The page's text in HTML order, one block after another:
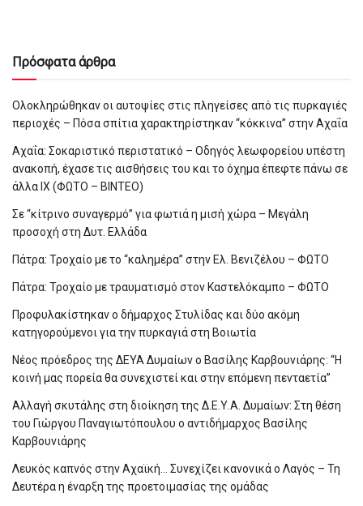
Πρόσφατα άρθρα
Ολοκληρώθηκαν οι αυτοψίες στις πληγείσες από τις πυρκαγιές
περιοχές – Πόσα σπίτια χαρακτηρίστηκαν “κόκκινα” στην Αχαΐα
Αχαΐα: Σοκαριστικό περιστατικό – Οδηγός λεωφορείου υπέστη
ανακοπή, έχασε τις αισθήσεις του και το όχημα έπεφτε πάνω σε
άλλα ΙΧ (ΦΩΤΟ – ΒΙΝΤΕΟ)
Σε “κίτρινο συναγερμό” για φωτιά η μισή χώρα – Μεγάλη
προσοχή στη Δυτ. Ελλάδα
Πάτρα: Τροχαίο με το “καλημέρα” στην Ελ. Βενιζέλου – ΦΩΤΟ
Πάτρα: Τροχαίο με τραυματισμό στον Καστελόκαμπο – ΦΩΤΟ
Προφυλακίστηκαν ο δήμαρχος Στυλίδας και δύο ακόμη
κατηγορούμενοι για την πυρκαγιά στη Βοιωτία
Νέος πρόεδρος της ΔΕΥΑ Δυμαίων ο Βασίλης Καρβουνιάρης: “Η
κοινή μας πορεία θα συνεχιστεί και στην επόμενη πενταετία”
Αλλαγή σκυτάλης στη διοίκηση της Δ.Ε.Υ.Α. Δυμαίων: Στη θέση
του Γιώργου Παναγιωτόπουλου ο αντιδήμαρχος Βασίλης
Καρβουνιάρης
Λευκός καπνός στην Αχαϊκή… Συνεχίζει κανονικά ο Λαγός – Τη
Δευτέρα η έναρξη της προετοιμασίας της ομάδας